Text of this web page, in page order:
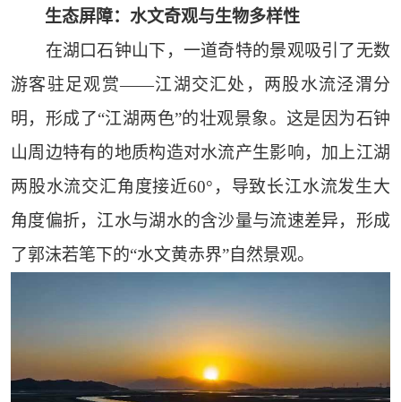
生态屏障：水文奇观与生物多样性
在湖口石钟山下，一道奇特的景观吸引了无数
游客驻足观赏——江湖交汇处，两股水流泾渭分
明，形成了“江湖两色”的壮观景象。这是因为石钟
山周边特有的地质构造对水流产生影响，加上江湖
两股水流交汇角度接近60°，导致长江水流发生大
角度偏折，江水与湖水的含沙量与流速差异，形成
了郭沫若笔下的“水文黄赤界”自然景观。